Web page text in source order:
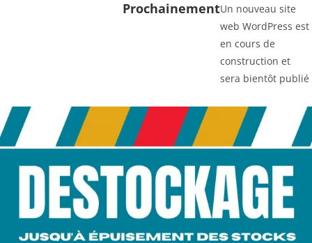
ProchainementUn nouveau site
web WordPress est
en cours de
construction et
sera bientôt publié